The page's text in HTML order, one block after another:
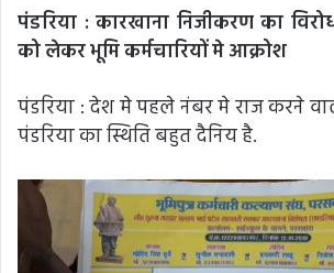
पंडरिया : कारखाना निजीकरण का
को लेकर भूमि कर्मचारियों मे आक्रोश
पंडरिया : देश मे पहले नंबर मे राज करने
पंडरिया का स्थिति बहुत दैनिय है.